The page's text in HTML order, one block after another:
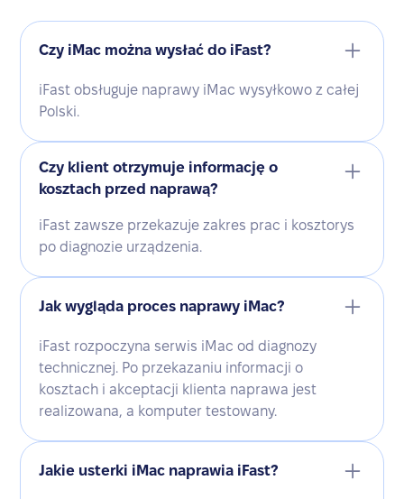
Czy iMac można wysłać do iFast?
iFast obsługuje naprawy iMac wysyłkowo z całej
Polski.
Czy klient otrzymuje informację o
kosztach przed naprawą?
iFast zawsze przekazuje zakres prac i kosztorys
po diagnozie urządzenia.
Jak wygląda proces naprawy iMac?
iFast rozpoczyna serwis iMac od diagnozy
technicznej. Po przekazaniu informacji o
kosztach i akceptacji klienta naprawa jest
realizowana, a komputer testowany.
Jakie usterki iMac naprawia iFast?